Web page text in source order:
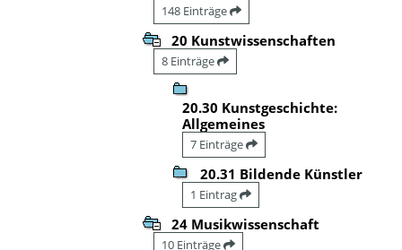
148 Einträge
20 Kunstwissenschaften
8 Einträge
20.30 Kunstgeschichte:
Allgemeines
7 Einträge
20.31 Bildende Künstler
1 Eintrag
24 Musikwissenschaft
10 Einträge